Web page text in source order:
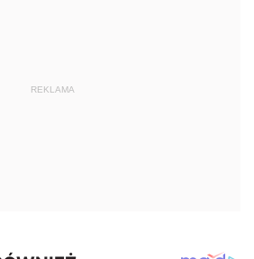
REKLAMA